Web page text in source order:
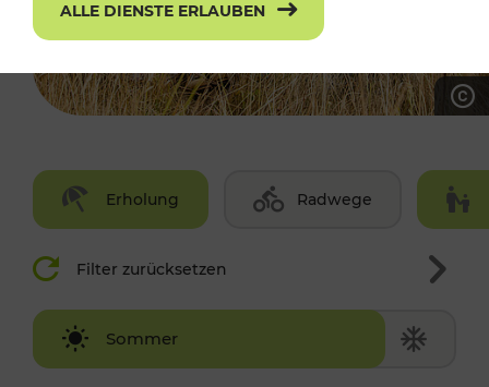
Erholung Radwege
Filter zurücksetzen
Sommer
Winter
ALLE DIENSTE ERLAUBEN